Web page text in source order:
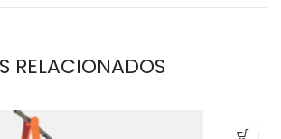
RELACIONADOS